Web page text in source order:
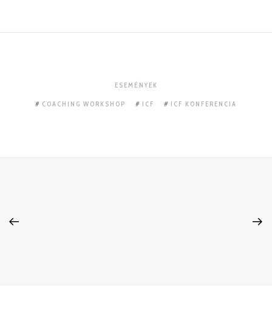
ESEMÉNYEK
COACHING WORKSHOP ICF ICF KONFERENCIA